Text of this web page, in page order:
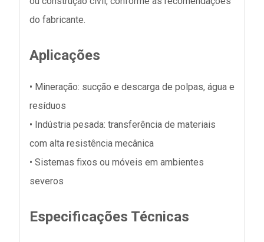
do fabricante.
Aplicações
• Mineração: sucção e descarga de polpas, água e
resíduos
• Indústria pesada: transferência de materiais
com alta resistência mecânica
• Sistemas fixos ou móveis em ambientes
severos
Especificações Técnicas